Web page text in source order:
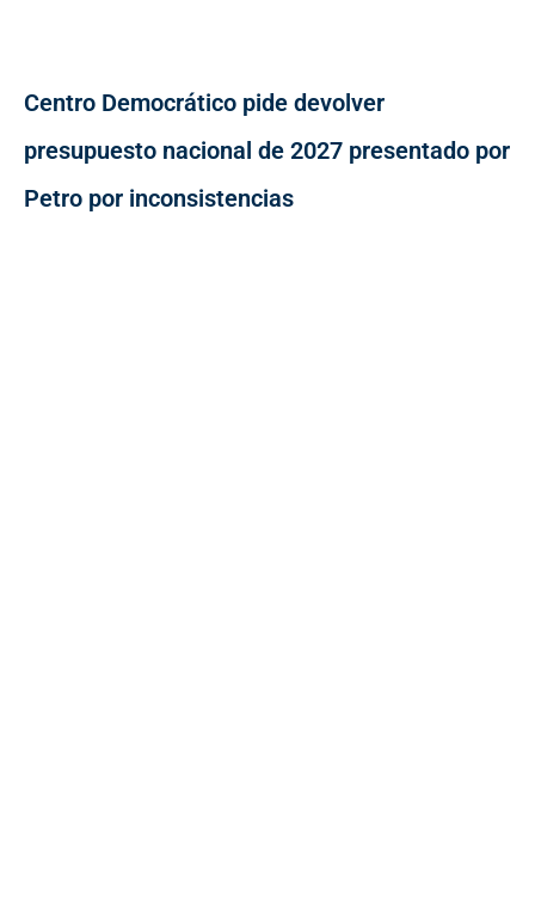
Centro Democrático pide devolver
presupuesto nacional de 2027 presentado por
Petro por inconsistencias